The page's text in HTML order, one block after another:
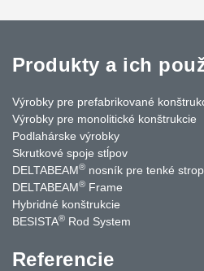
Produkty a ich
Výrobky pre prefabrikované
Výrobky pre monolitické konštrukcie
Podlahárske výrobky
Skrutkové spoje stĺpov
DELTABEAM® nosník pre tenké
DELTABEAM® Frame
Hybridné konštrukcie
BESISTA® Rod System
Referencie